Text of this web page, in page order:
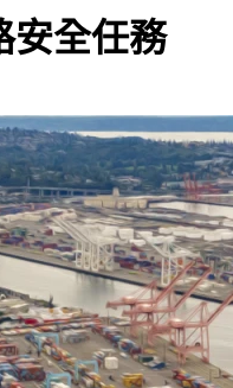
安全任務